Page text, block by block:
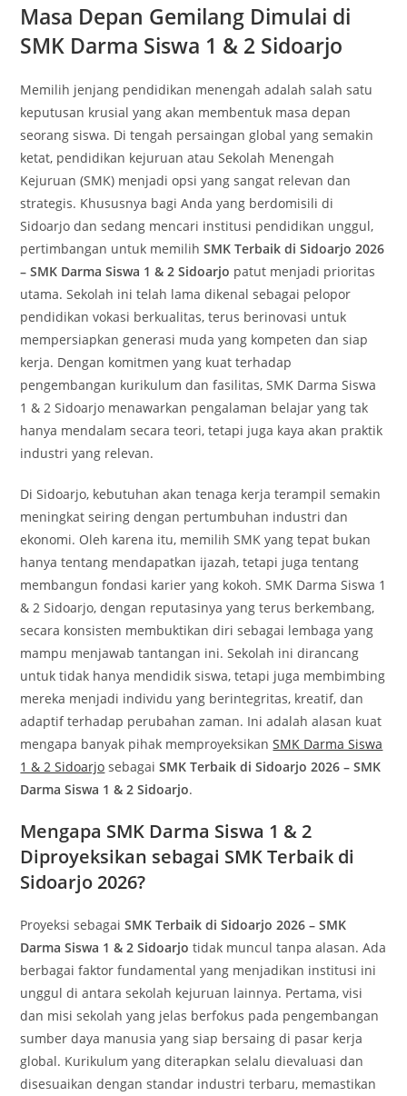
Masa Depan Gemilang Dimulai di
SMK Darma Siswa 1 & 2 Sidoarjo
Memilih jenjang pendidikan menengah adalah salah satu
keputusan krusial yang akan membentuk masa depan
seorang siswa. Di tengah persaingan global yang semakin
ketat, pendidikan kejuruan atau Sekolah Menengah
Kejuruan (SMK) menjadi opsi yang sangat relevan dan
strategis. Khususnya bagi Anda yang berdomisili di
Sidoarjo dan sedang mencari institusi pendidikan unggul,
pertimbangan untuk memilihSMK Terbaik di Sidoarjo 2026
– SMK Darma Siswa 1 & 2 Sidoarjo patut menjadi prioritas
utama. Sekolah ini telah lama dikenal sebagai pelopor
pendidikan vokasi berkualitas, terus berinovasi untuk
mempersiapkan generasi muda yang kompeten dan siap
kerja. Dengan komitmen yang kuat terhadap
pengembangan kurikulum dan fasilitas, SMK Darma Siswa
1 & 2 Sidoarjo menawarkan pengalaman belajar yang tak
hanya mendalam secara teori, tetapi juga kaya akan praktik
industri yang relevan.
Di Sidoarjo, kebutuhan akan tenaga kerja terampil semakin
meningkat seiring dengan pertumbuhan industri dan
ekonomi. Oleh karena itu, memilih SMK yang tepat bukan
hanya tentang mendapatkan ijazah, tetapi juga tentang
membangun fondasi karier yang kokoh. SMK Darma Siswa 1
& 2 Sidoarjo, dengan reputasinya yang terus berkembang,
secara konsisten membuktikan diri sebagai lembaga yang
mampu menjawab tantangan ini. Sekolah ini dirancang
untuk tidak hanya mendidik siswa, tetapi juga membimbing
mereka menjadi individu yang berintegritas, kreatif, dan
adaptif terhadap perubahan zaman. Ini adalah alasan kuat
mengapa banyak pihak memproyeksikanSMK Darma Siswa
1 & 2 Sidoarjo sebagaiSMK Terbaik di Sidoarjo 2026 – SMK
Darma Siswa 1 & 2 Sidoarjo.
Mengapa SMK Darma Siswa 1 & 2
Diproyeksikan sebagai SMK Terbaik di
Sidoarjo 2026?
Proyeksi sebagaiSMK Terbaik di Sidoarjo 2026 – SMK
Darma Siswa 1 & 2 Sidoarjo tidak muncul tanpa alasan. Ada
berbagai faktor fundamental yang menjadikan institusi ini
unggul di antara sekolah kejuruan lainnya. Pertama, visi
dan misi sekolah yang jelas berfokus pada pengembangan
sumber daya manusia yang siap bersaing di pasar kerja
global. Kurikulum yang diterapkan selalu dievaluasi dan
disesuaikan dengan standar industri terbaru, memastikan